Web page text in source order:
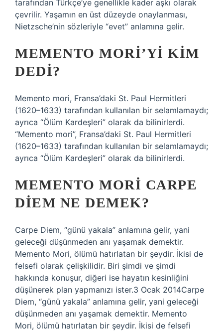
tarafından Türkçe’ye genellikle kader aşkı olarak
çevrilir. Yaşamın en üst düzeyde onaylanması,
Nietzsche’nin sözleriyle “evet” anlamına gelir.
MEMENTO MORI’YI KIM
DEDI?
Memento mori, Fransa’daki St. Paul Hermitleri
(1620–1633) tarafından kullanılan bir selamlamaydı;
ayrıca “Ölüm Kardeşleri” olarak da bilinirlerdi.
“Memento mori”, Fransa’daki St. Paul Hermitleri
(1620–1633) tarafından kullanılan bir selamlamaydı;
ayrıca “Ölüm Kardeşleri” olarak da bilinirlerdi.
MEMENTO MORI CARPE
DIEM NE DEMEK?
Carpe Diem, “günü yakala” anlamına gelir, yani
geleceği düşünmeden anı yaşamak demektir.
Memento Mori, ölümü hatırlatan bir şeydir. İkisi de
felsefi olarak çelişkilidir. Biri şimdi ve şimdi
hakkında konuşur, diğeri ise hayatın kesinliğini
düşünerek plan yapmanızı ister.3 Ocak 2014Carpe
Diem, “günü yakala” anlamına gelir, yani geleceği
düşünmeden anı yaşamak demektir. Memento
Mori, ölümü hatırlatan bir şeydir. İkisi de felsefi